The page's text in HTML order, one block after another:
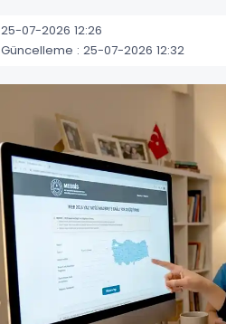
25-07-2026 12:26
Güncelleme : 25-07-2026 12:32